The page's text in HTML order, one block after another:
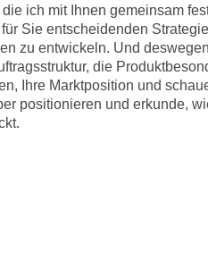
ich mit Ihnen gemeinsam
Sie entscheidenden
zu entwickeln. Und
die
Ihre Marktposition und
positionieren und erkunde,